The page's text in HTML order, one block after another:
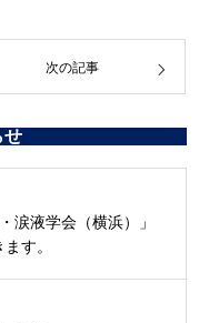
次の記事
せ
涙液学会（横浜）」
す。